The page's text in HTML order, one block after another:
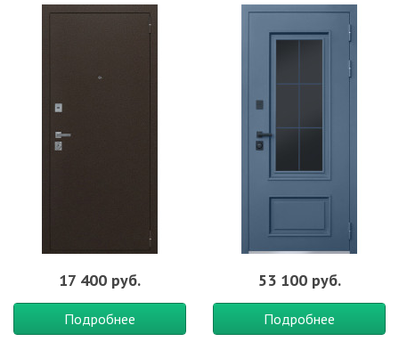
17 400 руб.
Подробнее
53 100 руб.
Подробнее